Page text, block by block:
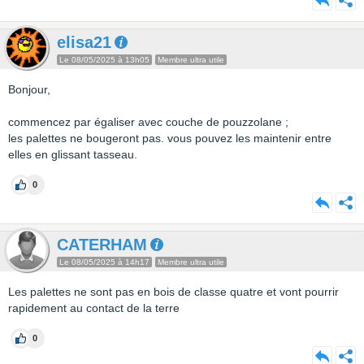
elisa21
Le 08/05/2025 à 13h05 Membre ultra utile
Bonjour,
commencez par égaliser avec couche de pouzzolane ;
les palettes ne bougeront pas. vous pouvez les maintenir entre
elles en glissant tasseau.
0
CATERHAM
Le 08/05/2025 à 14h17 Membre ultra utile
Les palettes ne sont pas en bois de classe quatre et vont pourrir
rapidement au contact de la terre
0